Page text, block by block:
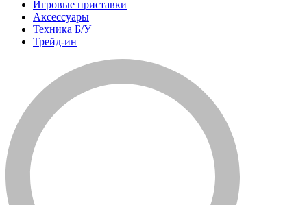
Игровые приставки
Аксессуары
Техника Б/У
Трейд-ин